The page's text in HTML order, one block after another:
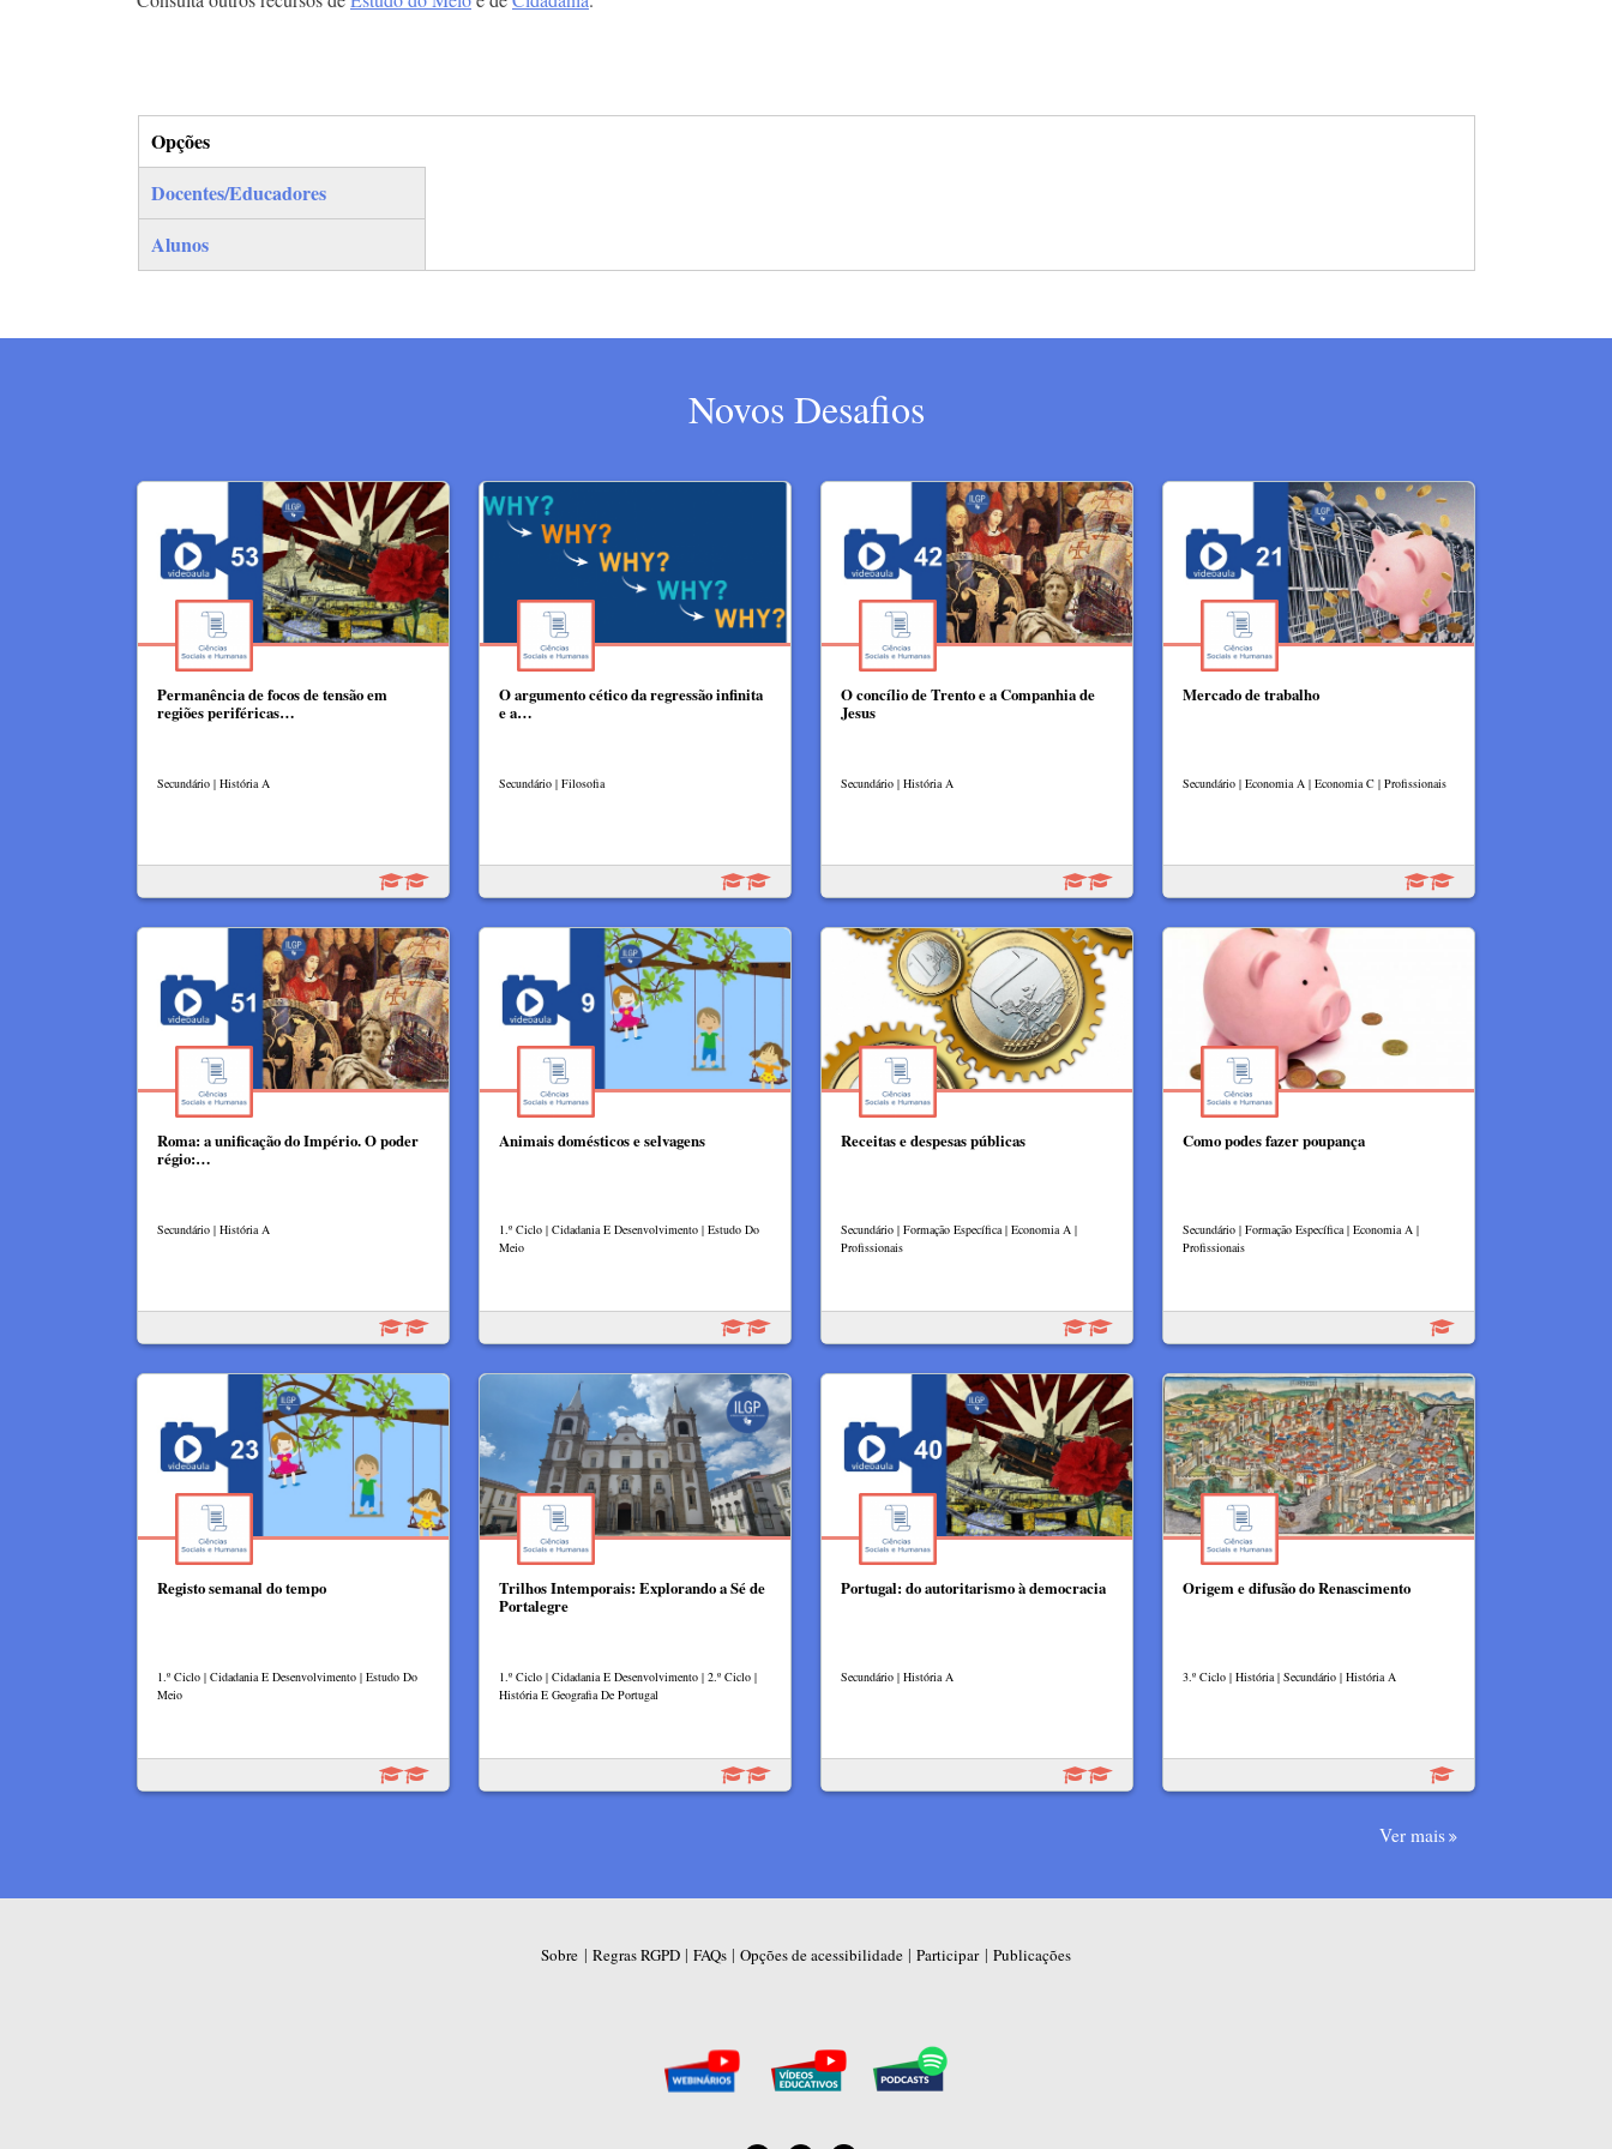
Opções
(separador ativo)
Docentes/Educadores
Alunos
Novos Desafios
Permanência de focos de tensão em
regiões periféricas…
Secundário | História A
O argumento cético da regressão infinita
e a…
Secundário | Filosofia
O concílio de Trento e a Companhia de
Jesus
Secundário | História A
Mercado de trabalho
Secundário | Economia A | Economia C | Profissionais
Roma: a unificação do Império. O poder
régio:…
Secundário | História A
Animais domésticos e selvagens
1.º Ciclo | Cidadania E Desenvolvimento | Estudo Do
Meio
Receitas e despesas públicas​
Secundário | Formação Específica | Economia A |
Profissionais
Como podes fazer poupança
Secundário | Formação Específica | Economia A |
Profissionais
Registo semanal do tempo
1.º Ciclo | Cidadania E Desenvolvimento | Estudo Do
Meio
Trilhos Intemporais: Explorando a Sé de
Portalegre
1.º Ciclo | Cidadania E Desenvolvimento | 2.º Ciclo |
História E Geografia De Portugal
Portugal: do autoritarismo à democracia
Secundário | História A
Origem e difusão do Renascimento
3.º Ciclo | História | Secundário | História A
Ver mais
Sobre | Regras RGPD | FAQs | Opções de acessibilidade | Participar| Publicações